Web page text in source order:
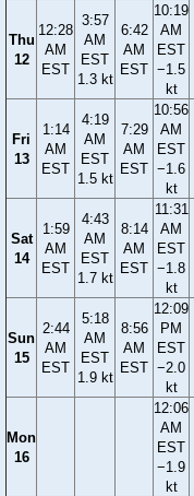
Thu
12
12:28
AM
EST
3:57
AM
EST
1.3 kt
6:42
AM
EST
10:19
AM
EST
−1.5
kt
Fri
13
1:14
AM
EST
4:19
AM
EST
1.5 kt
7:29
AM
EST
10:56
AM
EST
−1.6
kt
Sat
14
1:59
AM
EST
4:43
AM
EST
1.7 kt
8:14
AM
EST
11:31
AM
EST
−1.8
kt
Sun
15
2:44
AM
EST
5:18
AM
EST
1.9 kt
8:56
AM
EST
12:09
PM
EST
−2.0
kt
Mon
16
12:06
AM
EST
−1.9
kt